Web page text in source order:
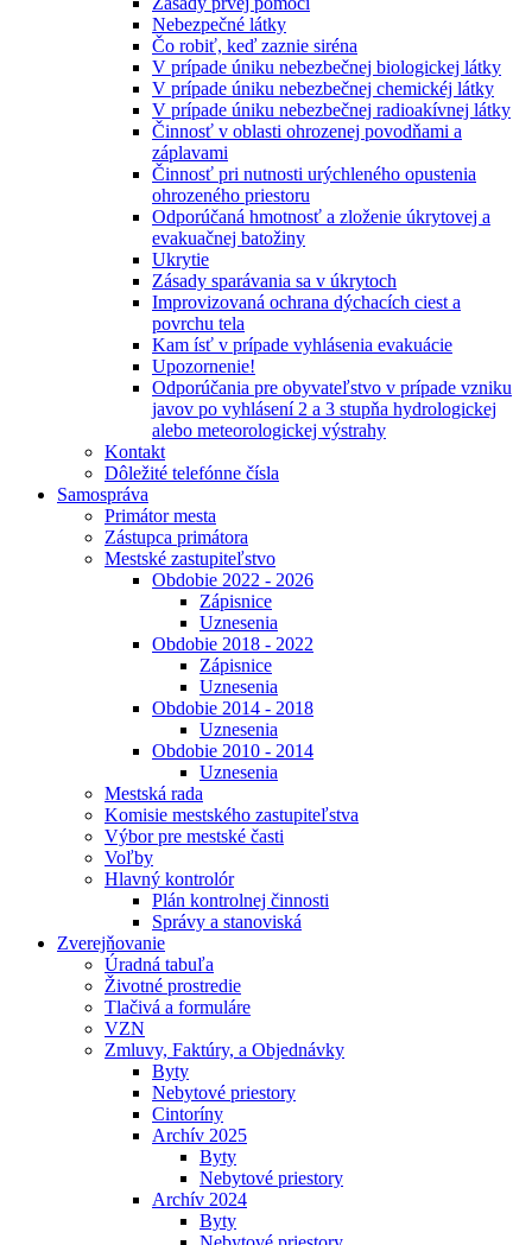
Nebezpečné látky
Čo robiť, keď zaznie siréna
V prípade úniku nebezbečnej biologickej látky
V prípade úniku nebezbečnej chemickéj látky
V prípade úniku nebezbečnej radioakívnej látky
Činnosť v oblasti ohrozenej povodňami a
záplavami
Činnosť pri nutnosti urýchleného opustenia
ohrozeného priestoru
Odporúčaná hmotnosť a zloženie úkrytovej a
evakuačnej batožiny
Ukrytie
Zásady sparávania sa v úkrytoch
Improvizovaná ochrana dýchacích ciest a
povrchu tela
Kam ísť v prípade vyhlásenia evakuácie
Upozornenie!
Odporúčania pre obyvateľstvo v prípade vzniku
javov po vyhlásení 2 a 3 stupňa hydrologickej
alebo meteorologickej výstrahy
Kontakt
Dôležité telefónne čísla
Samospráva
Primátor mesta
Zástupca primátora
Mestské zastupiteľstvo
Obdobie 2022 - 2026
Zápisnice
Uznesenia
Obdobie 2018 - 2022
Zápisnice
Uznesenia
Obdobie 2014 - 2018
Uznesenia
Obdobie 2010 - 2014
Uznesenia
Mestská rada
Komisie mestského zastupiteľstva
Výbor pre mestské časti
Voľby
Hlavný kontrolór
Plán kontrolnej činnosti
Správy a stanoviská
Zverejňovanie
Úradná tabuľa
Životné prostredie
Tlačivá a formuláre
VZN
Zmluvy, Faktúry, a Objednávky
Byty
Nebytové priestory
Cintoríny
Archív 2025
Byty
Nebytové priestory
Archív 2024
Byty